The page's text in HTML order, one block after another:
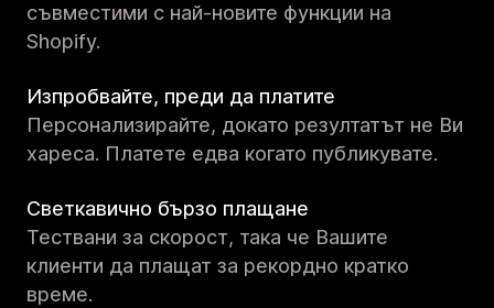
съвместими с най-новите функции на
Shopify.
Изпробвайте, преди да платите
Персонализирайте, докато резултатът не Ви
хареса. Платете едва когато публикувате.
Светкавично бързо плащане
Тествани за скорост, така че Вашите
клиенти да плащат за рекордно кратко
време.